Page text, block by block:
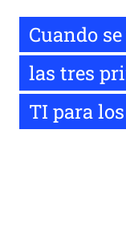
Cuando
las tres
TI para